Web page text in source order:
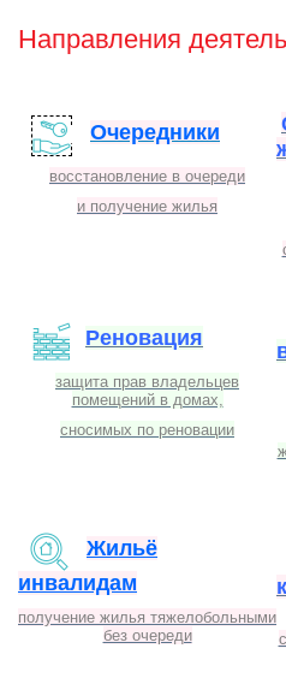
Направления
Очередники
восстановление в очереди
и получение жилья
Реновация
защита прав владельцев
помещений в домах,
сносимых по реновации
Жильё
инвалидам
получение жилья тяжелобольными
без очереди